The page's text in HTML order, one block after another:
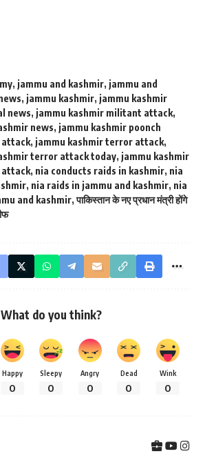
, jammu and kashmir, jammu and
, jammu kashmir, jammu kashmir
news, jammu kashmir militant attack,
news, jammu kashmir poonch
, jammu kashmir terror attack,
terror attack today, jammu kashmir
, nia conducts raids in kashmir, nia
, nia raids in jammu and kashmir, nia
and kashmir,पाकिस्तान के नए प्रधान मंत्री होंगे
What do you think?
Happy
0
Sleepy
0
Angry
0
Dead
0
Wink
0